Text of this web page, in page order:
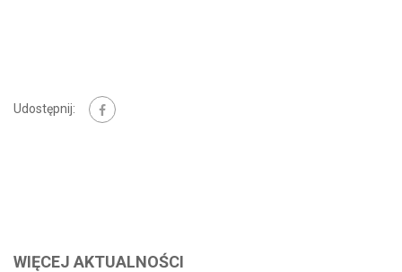
Udostępnij:
WIĘCEJ AKTUALNOŚCI